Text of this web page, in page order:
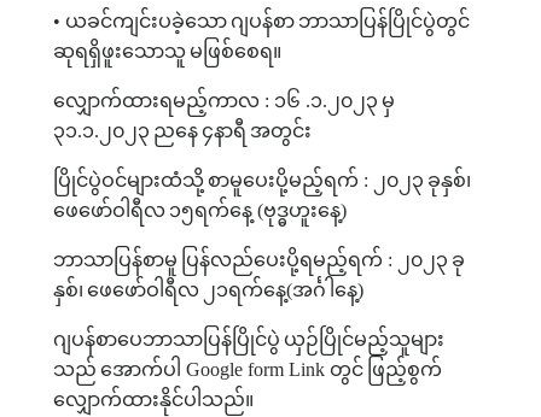
• ယခင်ကျင်းပခဲ့သော ဂျပန်စာ ဘာသာပြန်ပြိုင်ပွဲတွင်
ဆုရရှိဖူးသောသူ မဖြစ်စေရ။
လျှောက်ထားရမည့်ကာလ : ၁၆ .၁. ၂၀၂၃ မှ
၃၁.၁. ၂၀၂၃ ညနေ ၄နာရီ အတွင်း
ပြိုင်ပွဲဝင်များထံသို့ စာမူပေးပို့မည့်ရက် : ၂၀၂၃ ခုနှစ်၊
ဖေဖော်ဝါရီလ ၁၅ရက်နေ့ (ဗုဒ္ဓဟူးနေ့)
ဘာသာပြန်စာမူ ပြန်လည်ပေးပို့ရမည့်ရက် : ၂၀၂၃ ခု
နှစ်၊ ဖေဖော်ဝါရီလ ၂၁ရက်နေ့(အင်္ဂါနေ့)
ဂျပန်စာပေဘာသာပြန်ပြိုင်ပွဲ ယှဉ်ပြိုင်မည့်သူများ
သည် အောက်ပါ Google form Link တွင် ဖြည့်စွက်
လျှောက်ထားနိုင်ပါသည်။